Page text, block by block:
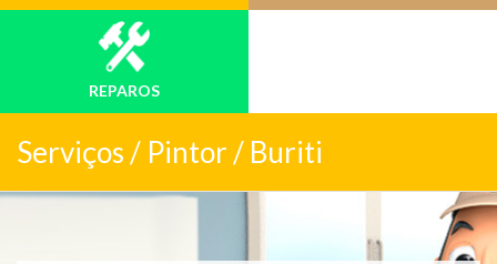
REPAROS
Serviços / Pintor / Buriti